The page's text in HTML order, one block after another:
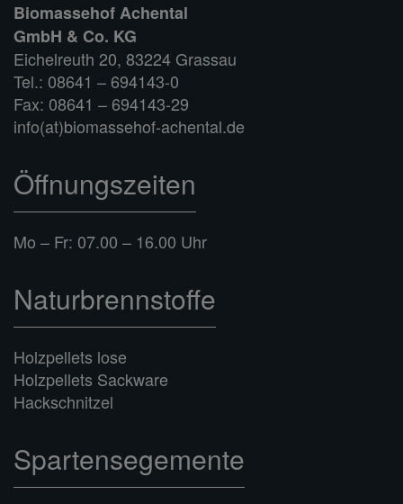
Biomassehof Achental
GmbH & Co. KG
Eichelreuth 20, 83224 Grassau
Tel.: 08641 – 694143-0
Fax: 08641 – 694143-29
info(at)biomassehof-achental.de
Öffnungszeiten
Mo – Fr: 07.00 – 16.00 Uhr
Naturbrennstoffe
Holzpellets lose
Holzpellets Sackware
Hackschnitzel
Spartensegemente